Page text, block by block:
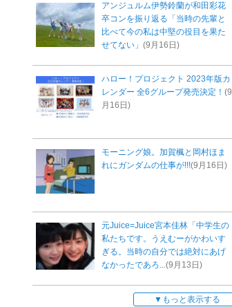
アンジュルム伊勢鈴蘭が和田彩花
卒コンを振り返る「当時の先輩と
比べて今の私は中堅の役目を果た
せてない」 (9月16日)
ハロー！プロジェクト 2023年版カ
レンダー 全6グループ発売決定！ (9
月16日)
モーニング娘。加賀楓と岡村ほま
れにガンダムの仕事が!!!(9月16日)
元Juice=Juice宮本佳林「中学生の
私たちです。うえむーがかわいす
ぎる。当時の自分では絶対にあげ
なかったであろ...(9月13日)
もっと表示する